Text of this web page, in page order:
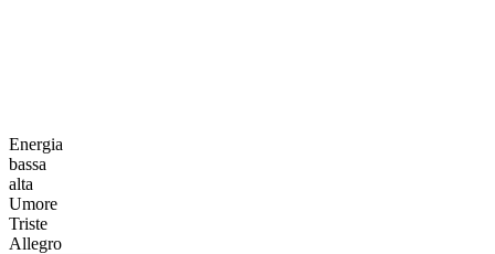
Energia
bassa
alta
Umore
Triste
Allegro